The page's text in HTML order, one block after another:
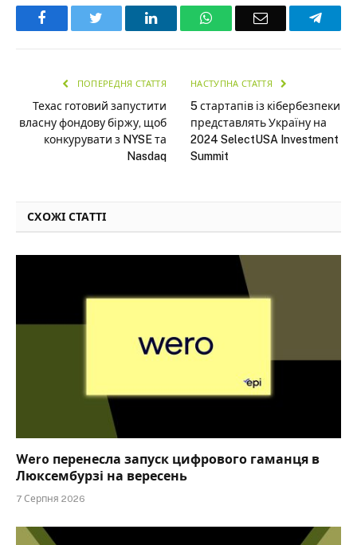
Facebook LinkedInWhatsAppEmail
ПОПЕРЕДНЯ СТАТТЯ
Техас готовий запустити
власну фондову біржу, щоб
конкурувати з NYSE та
Nasdaq
НАСТУПНА СТАТТЯ
5 стартапів із кібербезпеки
представлять Україну на
2024 SelectUSA Investment
Summit
СХОЖІ СТАТТІ
Wero перенесла запуск цифрового гаманця в
Люксембурзі на вересень
7 Серпня 2026